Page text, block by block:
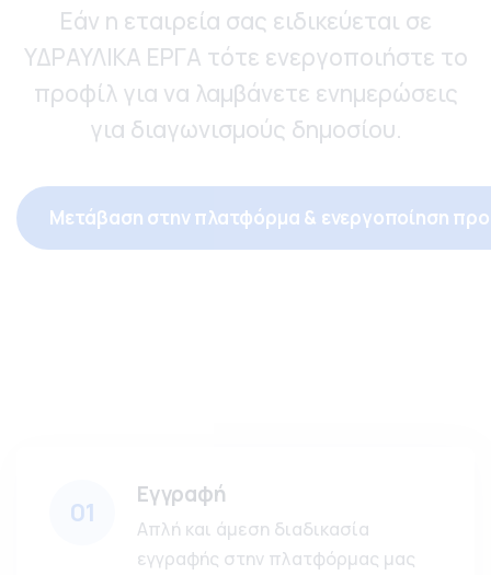
Εάν η εταιρεία σας ειδικεύεται σε
ΥΔΡΑΥΛΙΚΑ ΕΡΓΑ τότε ενεργοποιήστε το
προφίλ για να λαμβάνετε ενημερώσεις
για διαγωνισμούς δημοσίου.
Μετάβαση στην πλατφόρμα & ενεργοποίηση
01
Εγγραφή
Απλή και άμεση διαδικασία
εγγραφής στην πλατφόρμας μας